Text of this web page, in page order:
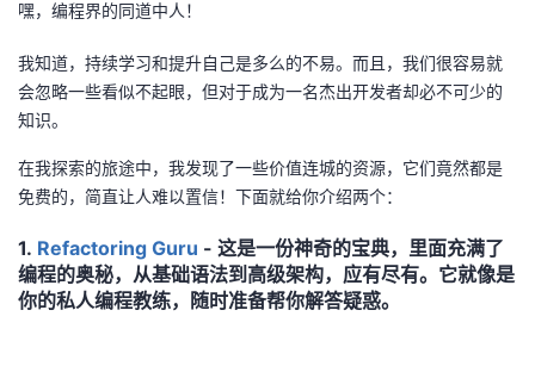
的
博
客
我
的
论
坛
我
的
圈
我
的
播
我
活
的
我
嘿，编程界的同道中人！
我知道，持续学习和提升自己是多么的不易。而且，我们很容易就
会忽略一些看似不起眼，但对于成为一名杰出开发者却必不可少的
知识。
在我探索的旅途中，我发现了一些价值连城的资源，它们竟然都是
免费的，简直让人难以置信！下面就给你介绍两个：
1. Refactoring Guru - 这是一份神奇的宝典，里面充满了
编程的奥秘，从基础语法到高级架构，应有尽有。它就像是
你的私人编程教练，随时准备帮你解答疑惑。